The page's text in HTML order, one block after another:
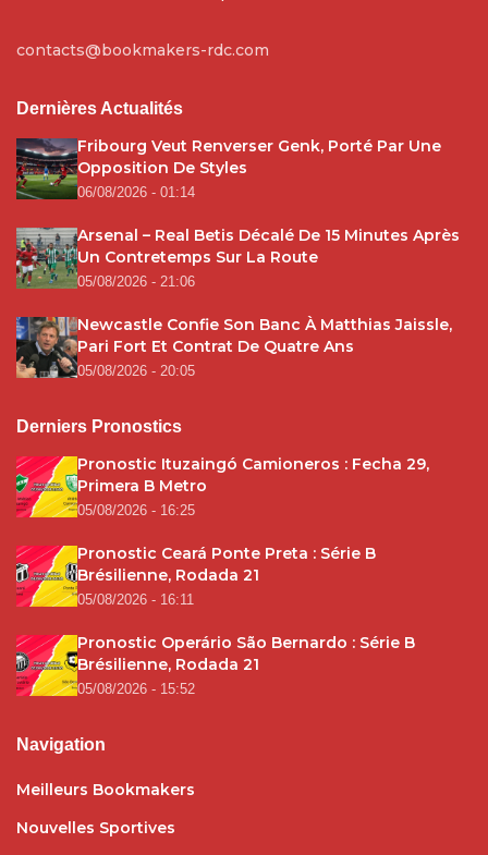
contacts@bookmakers-rdc.com
Dernières Actualités
Fribourg Veut Renverser Genk, Porté Par Une
Opposition De Styles
06/08/2026 - 01:14
Arsenal – Real Betis Décalé De 15 Minutes Après
Un Contretemps Sur La Route
05/08/2026 - 21:06
Newcastle Confie Son Banc À Matthias Jaissle,
Pari Fort Et Contrat De Quatre Ans
05/08/2026 - 20:05
Derniers Pronostics
Pronostic Ituzaingó Camioneros : Fecha 29,
Primera B Metro
05/08/2026 - 16:25
Pronostic Ceará Ponte Preta : Série B
Brésilienne, Rodada 21
05/08/2026 - 16:11
Pronostic Operário São Bernardo : Série B
Brésilienne, Rodada 21
05/08/2026 - 15:52
Navigation
Meilleurs Bookmakers
Nouvelles Sportives